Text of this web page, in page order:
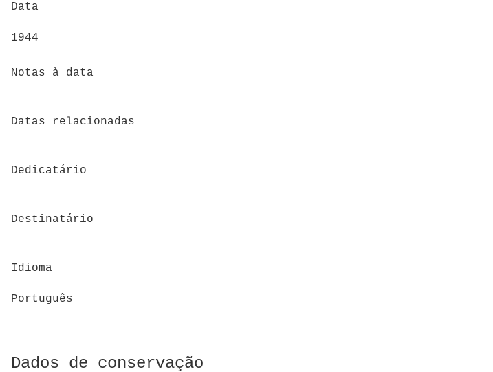
Data
1944
Notas à data
Datas relacionadas
Dedicatário
Destinatário
Idioma
Português
Dados de conservação